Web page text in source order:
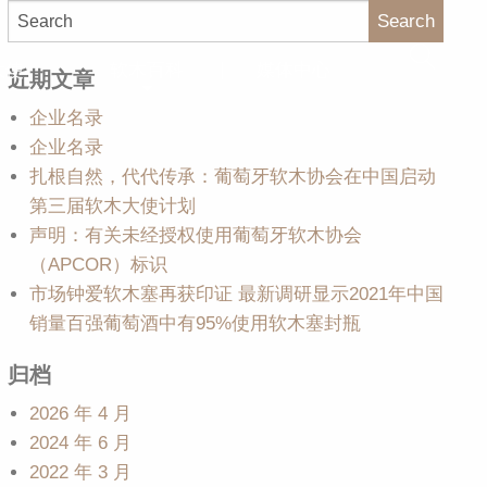
使
Search
近期文章
企业名录
企业名录
扎根自然，代代传承：葡萄牙软木协会在中国启动
第三届软木大使计划
声明：有关未经授权使用葡萄牙软木协会
（APCOR）标识
市场钟爱软木塞再获印证 最新调研显示2021年中国
销量百强葡萄酒中有95%使用软木塞封瓶
归档
2026 年 4 月
2024 年 6 月
2022 年 3 月